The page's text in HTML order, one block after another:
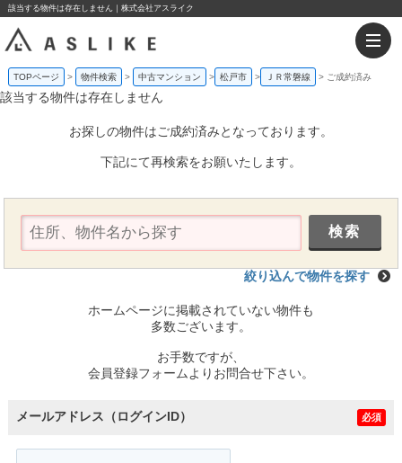
該当する物件は存在しません｜株式会社アスライク
TOPページ 物件検索 中古マンション 松戸市 ＪＲ常磐線 ご成約済み
該当する物件は存在しません
お探しの物件はご成約済みとなっております。
下記にて再検索をお願いたします。
絞り込んで物件を探す
ホームページに掲載されていない物件も
多数ございます。
お手数ですが、
会員登録フォームよりお問合せ下さい。
メールアドレス（ログインID） 必須